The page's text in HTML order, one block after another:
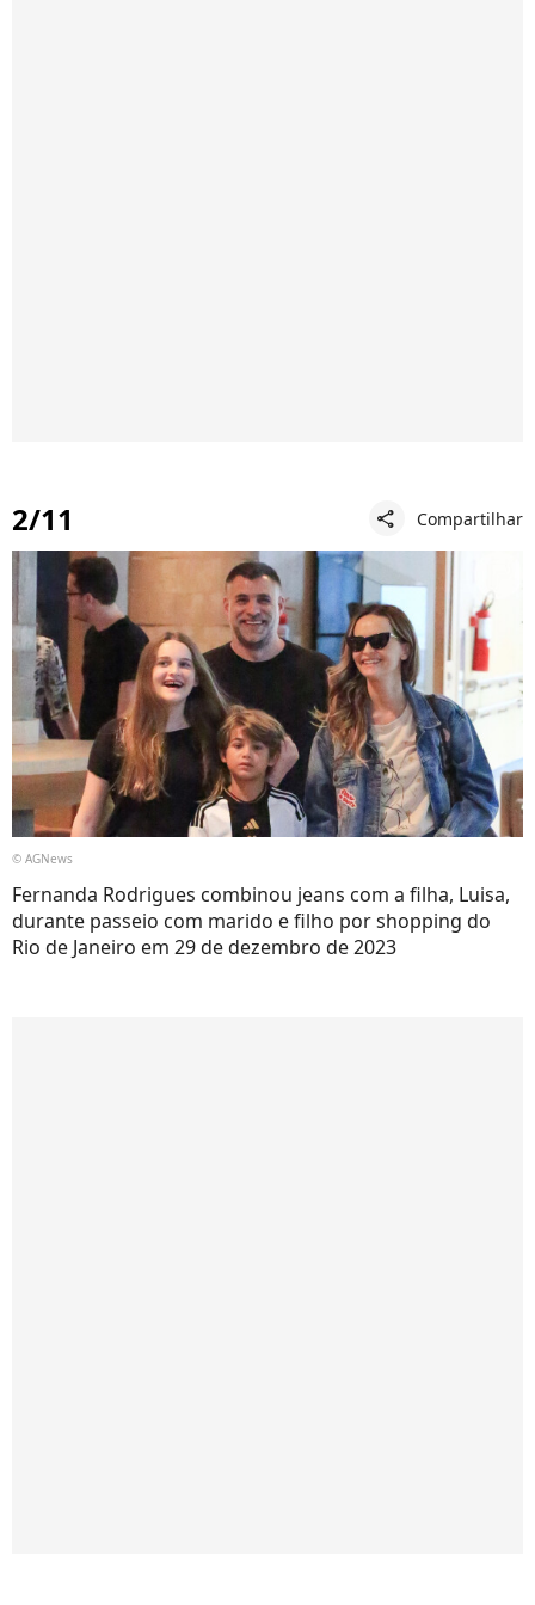
2/11 share Compartilhar
© AGNews
Fernanda Rodrigues combinou jeans com a filha, Luisa,
durante passeio com marido e filho por shopping do
Rio de Janeiro em 29 de dezembro de 2023